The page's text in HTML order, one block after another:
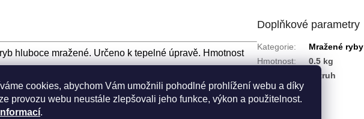
cookies, abychom Vám umožnili pohodlné prohlížení webu a díky
provozu webu neustále zlepšovali jeho funkce, výkon a použitelnost.
.
hluboce mražené. Určeno k tepelné úpravě. Hmotnost
Doplňkové parametry
Kategorie:
Mražené ryby
Hmotnost:
0.5 kg
Pstruh